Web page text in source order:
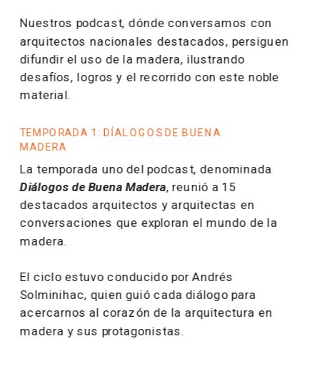
Nuestros podcast, dónde conversamos con
arquitectos nacionales destacados, persiguen
difundir el uso de la madera, ilustrando
desafíos, logros y el recorrido con este noble
material.
TEMPORADA 1: DÍALOGOS DE BUENA
MADERA
Diálogos de Buena Madera, reunió a 15
destacados arquitectos y arquitectas en
conversaciones que exploran el mundo de la
madera.
El ciclo estuvo conducido por Andrés
Solminihac, quien guió cada diálogo para
acercarnos al corazón de la arquitectura en
madera y sus protagonistas.